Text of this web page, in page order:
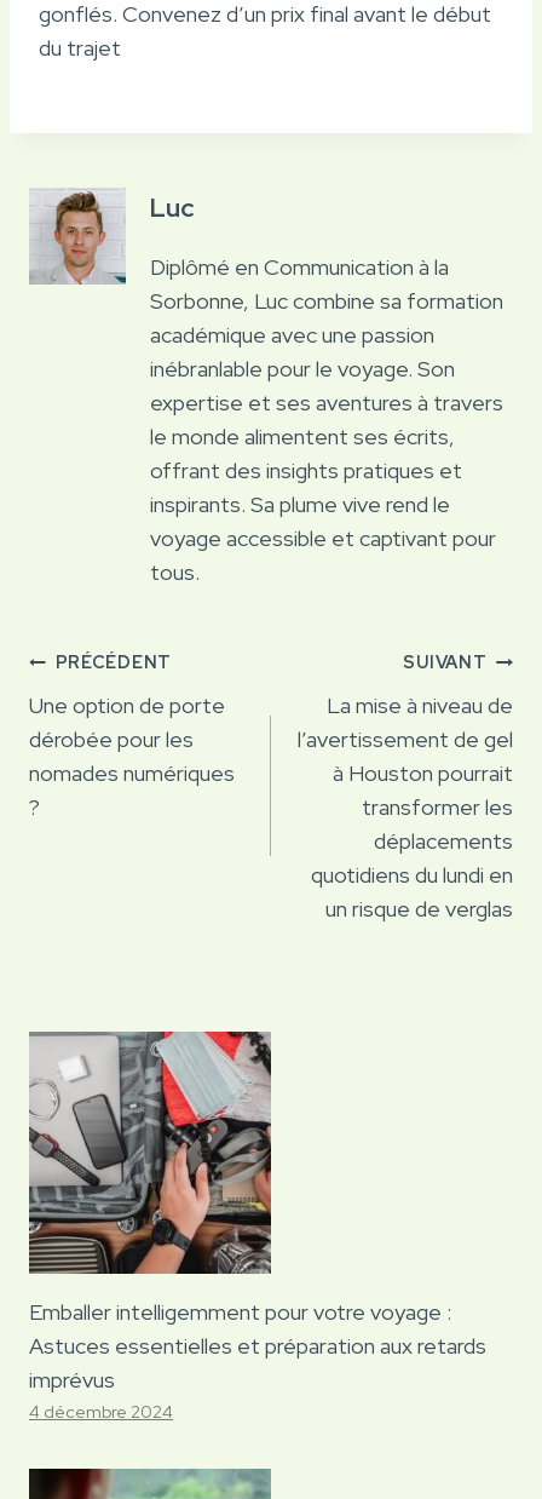
gonflés. Convenez d’un prix final avant le début
du trajet
Luc
Diplômé en Communication à la
Sorbonne, Luc combine sa formation
académique avec une passion
inébranlable pour le voyage. Son
expertise et ses aventures à travers
le monde alimentent ses écrits,
offrant des insights pratiques et
inspirants. Sa plume vive rend le
voyage accessible et captivant pour
tous.
Navigation
de
l’article
PRÉCÉDENT
Une option de porte
dérobée pour les
nomades numériques
?
SUIVANT
La mise à niveau de
l’avertissement de gel
à Houston pourrait
transformer les
déplacements
quotidiens du lundi en
un risque de verglas
Emballer intelligemment pour votre voyage :
Astuces essentielles et préparation aux retards
imprévus
4 décembre 2024